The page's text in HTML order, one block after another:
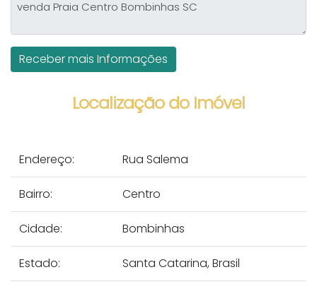
Localização do Imóvel
Endereço: Rua Salema
Bairro: Centro
Cidade: Bombinhas
Estado: Santa Catarina, Brasil